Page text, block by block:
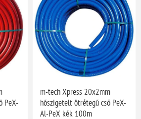
PeX-
m-tech Xpress 20x2mm
hőszigetelt ötrétegű cső PeX-
Al-PeX kék 100m